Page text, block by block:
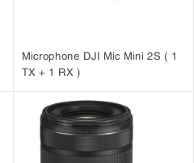
Microphone DJI Mic Mini 2S ( 1
TX + 1 RX )